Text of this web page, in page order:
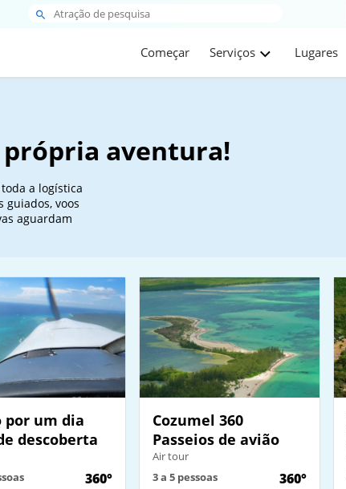
Começar Serviços Lugares
própria aventura!
a logística
guiados, voos
aguardam
por um dia
descoberta
360°
Cozumel 360
Passeios de avião
Air tour
3 a 5 pessoas
360°